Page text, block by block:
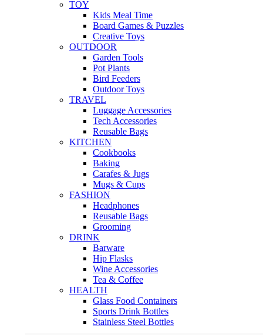
TOY
Kids Meal Time
Board Games & Puzzles
Creative Toys
OUTDOOR
Garden Tools
Pot Plants
Bird Feeders
Outdoor Toys
TRAVEL
Luggage Accessories
Tech Accessories
Reusable Bags
KITCHEN
Cookbooks
Baking
Carafes & Jugs
Mugs & Cups
FASHION
Headphones
Reusable Bags
Grooming
DRINK
Barware
Hip Flasks
Wine Accessories
Tea & Coffee
HEALTH
Glass Food Containers
Sports Drink Bottles
Stainless Steel Bottles